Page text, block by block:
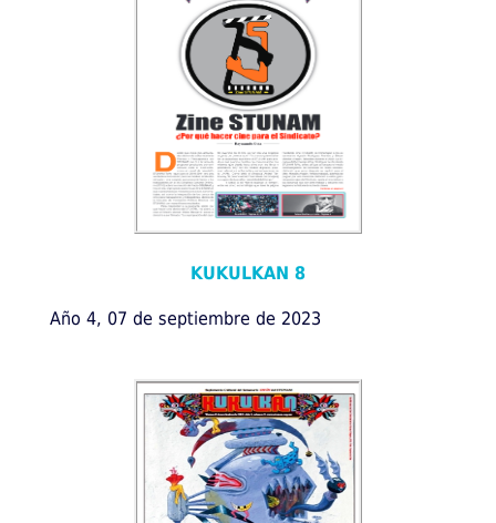
KUKULKAN 8
Año 4, 07 de septiembre de 2023